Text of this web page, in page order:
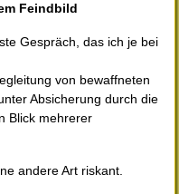
Feindbild
Gespräch, das ich je bei
von bewaffneten
Absicherung durch die
Blick mehrerer
andere Art riskant.